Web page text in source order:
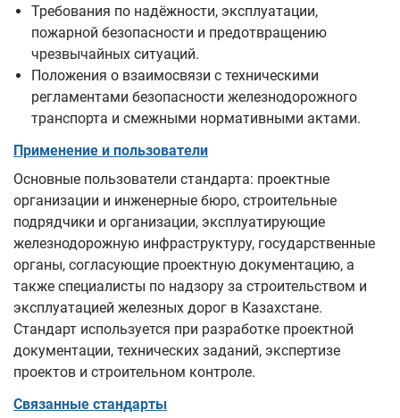
Требования по надёжности, эксплуатации,
пожарной безопасности и предотвращению
чрезвычайных ситуаций.
Положения о взаимосвязи с техническими
регламентами безопасности железнодорожного
транспорта и смежными нормативными актами.
Применение и пользователи
Основные пользователи стандарта: проектные
организации и инженерные бюро, строительные
подрядчики и организации, эксплуатирующие
железнодорожную инфраструктуру, государственные
органы, согласующие проектную документацию, а
также специалисты по надзору за строительством и
эксплуатацией железных дорог в Казахстане.
Стандарт используется при разработке проектной
документации, технических заданий, экспертизе
проектов и строительном контроле.
Связанные стандарты